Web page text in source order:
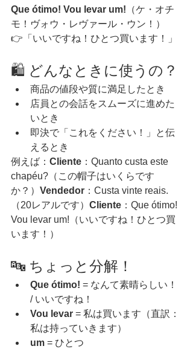
Que ótimo! Vou levar um! （ケ・オチ
モ！ヴォウ・レヴァール・ウン！）
👉「いいですね！ひとつ買います！」
🛍️ どんなときに使うの？
商品の値段や質に満足したとき
店員との会話をスムーズに進めた
いとき
即決で「これをください！」と伝
えるとき
例えば： Cliente ：Quanto custa este
chapéu?（この帽子はいくらです
か？） Vendedor ：Custa vinte reais.
（20レアルです） Cliente ：Que ótimo!
Vou levar um!（いいですね！ひとつ買
います！）
🔤 ちょっと分解！
Que ótimo! = なんて素晴らしい！
/ いいですね！
Vou levar = 私は買います（直訳：
私は持っていきます）
um = ひとつ